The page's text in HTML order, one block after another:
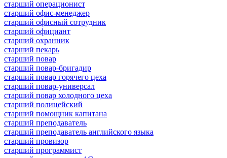
старший операционист
старший офис-менеджер
старший офисный сотрудник
старший официант
старший охранник
старший пекарь
старший повар
старший повар-бригадир
старший повар горячего цеха
старший повар-универсал
старший повар холодного цеха
старший полицейский
старший помощник капитана
старший преподаватель
старший преподаватель английского языка
старший провизор
старший программист